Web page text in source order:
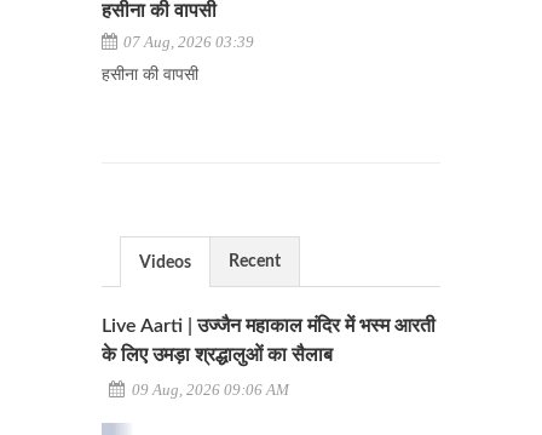
हसीना की वापसी
07 Aug, 2026 03:39
हसीना की वापसी
Videos Recent
Live Aarti | उज्जैन महाकाल मंदिर में भस्म आरती
के लिए उमड़ा श्रद्धालुओं का सैलाब
09 Aug, 2026 09:06 AM